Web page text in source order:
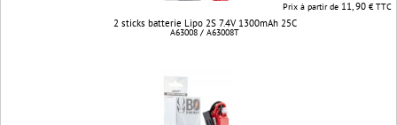
Prix à partir de 11, 90€ TTC
2 sticks batterie Lipo 2S 7.4V 1300mAh 25C
A63008 / A63008T